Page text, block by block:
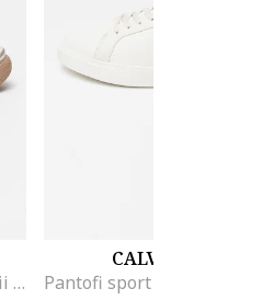
Pantofi sport wedge cu detalii logo, Alb/Gri
CALVIN KLEIN